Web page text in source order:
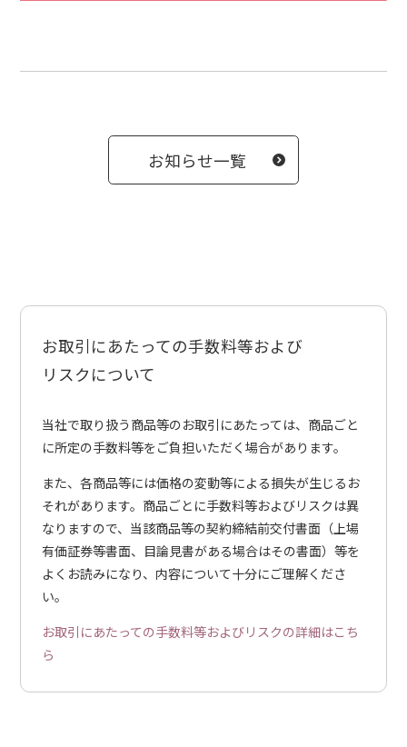
お知らせ一覧
お取引にあたっての手数料等および
リスクについて
当社で取り扱う商品等のお取引にあたっては、商品ごと
に所定の手数料等をご負担いただく場合があります。
また、各商品等には価格の変動等による損失が生じるお
それがあります。商品ごとに手数料等およびリスクは異
なりますので、当該商品等の契約締結前交付書面（上場
有価証券等書面、目論見書がある場合はその書面）等を
よくお読みになり、内容について十分にご理解くださ
い。
お取引にあたっての手数料等およびリスクの詳細はこち
ら